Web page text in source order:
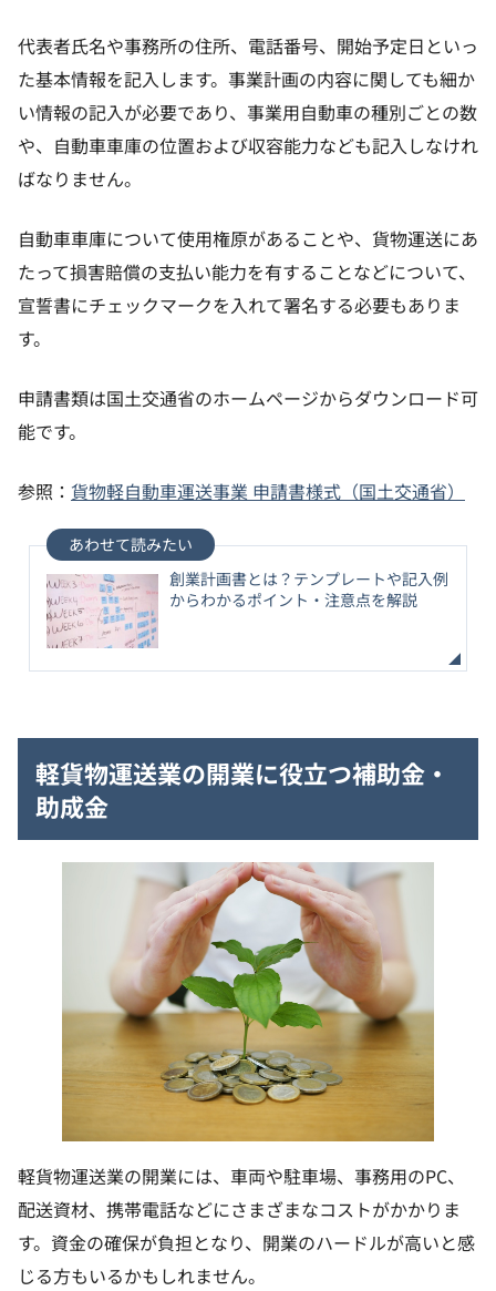
代表者氏名や事務所の住所、電話番号、開始予定日といっ
た基本情報を記入します。事業計画の内容に関しても細か
い情報の記入が必要であり、事業用自動車の種別ごとの数
や、自動車車庫の位置および収容能力なども記入しなけれ
ばなりません。
自動車車庫について使用権原があることや、貨物運送にあ
たって損害賠償の支払い能力を有することなどについて、
宣誓書にチェックマークを入れて署名する必要もありま
す。
申請書類は国土交通省のホームページからダウンロード可
能です。
参照： 貨物軽自動車運送事業 申請書様式（国土交通省）
創業計画書とは？テンプレートや記入例
からわかるポイント・注意点を解説
軽貨物運送業の開業に役立つ補助金・
助成金
軽貨物運送業の開業には、車両や駐車場、事務用のPC、
配送資材、携帯電話などにさまざまなコストがかかりま
す。資金の確保が負担となり、開業のハードルが高いと感
じる方もいるかもしれません。